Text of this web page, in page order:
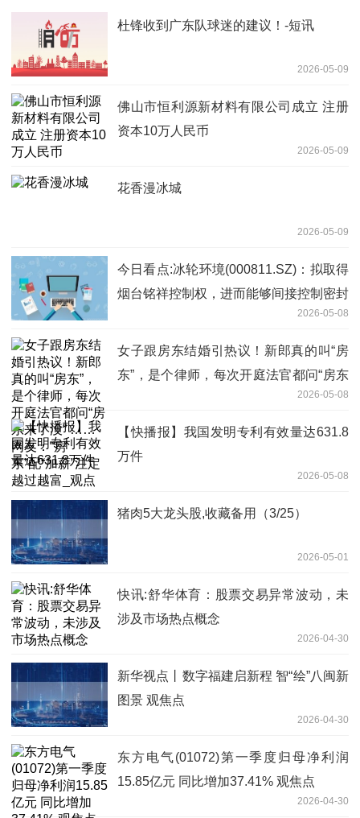
杜锋收到广东队球迷的建议！-短讯
2026-05-09
佛山市恒利源新材料有限公司成立 注册
资本10万人民币
2026-05-09
花香漫冰城
2026-05-09
今日看点:冰轮环境(000811.SZ)：拟取得
烟台铭祥控制权，进而能够间接控制密封
2026-05-08
女子跟房东结婚引热议！新郎真的叫“房
东”，是个律师，每次开庭法官都问“房东
来了没” ……网友：“房东”配“加薪”注定越
过越富_观点
2026-05-08
【快播报】我国发明专利有效量达631.8
万件
2026-05-08
猪肉5大龙头股,收藏备用（3/25）
2026-05-01
快讯:舒华体育：股票交易异常波动，未
涉及市场热点概念
2026-04-30
新华视点丨数字福建启新程 智“绘”八闽新
图景 观焦点
2026-04-30
东方电气(01072)第一季度归母净利润
15.85亿元 同比增加37.41% 观焦点
2026-04-30